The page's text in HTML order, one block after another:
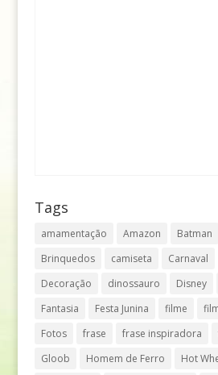
Tags
amamentação Amazon Batman
Brinquedos
camiseta Carnaval
Decoração
dinossauro Disney
Fantasia
Festa Junina filme
Fotos
frase frase inspiradora
Gloob
Homem de Ferro Hot